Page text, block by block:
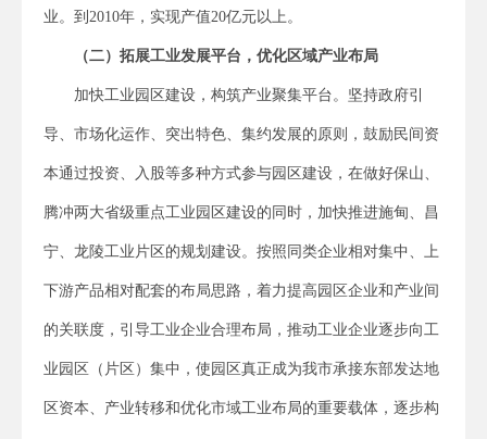
业。到2010年，实现产值20亿元以上。
（二）拓展工业发展平台，优化区域产业布局
加快工业园区建设，构筑产业聚集平台。坚持政府引
导、市场化运作、突出特色、集约发展的原则，鼓励民间资
本通过投资、入股等多种方式参与园区建设，在做好保山、
腾冲两大省级重点工业园区建设的同时，加快推进施甸、昌
宁、龙陵工业片区的规划建设。按照同类企业相对集中、上
下游产品相对配套的布局思路，着力提高园区企业和产业间
的关联度，引导工业企业合理布局，推动工业企业逐步向工
业园区（片区）集中，使园区真正成为我市承接东部发达地
区资本、产业转移和优化市域工业布局的重要载体，逐步构